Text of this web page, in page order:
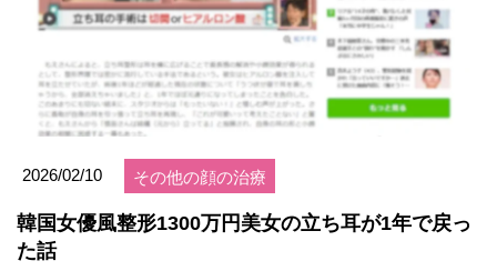
2026/02/10 その他の顔の治療
韓国女優風整形1300万円美女の立ち耳が1年で戻っ
た話